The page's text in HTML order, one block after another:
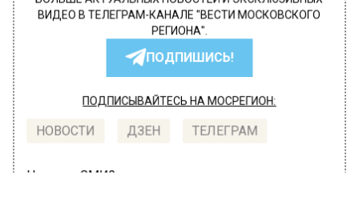
ВИДЕО В ТЕЛЕГРАМ-КАНАЛЕ "ВЕСТИ МОСКОВСКОГО
РЕГИОНА".
ПОДПИШИСЬ!
ПОДПИСЫВАЙТЕСЬ НА МОСРЕГИОН:
НОВОСТИ ДЗЕН ТЕЛЕГРАМ
Новости СМИ2